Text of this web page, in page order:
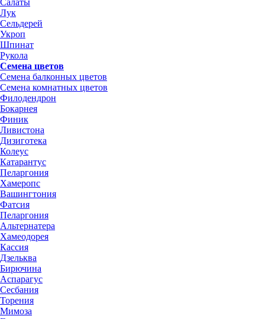
Салаты
Лук
Сельдерей
Укроп
Шпинат
Рукола
Семена цветов
Семена балконных цветов
Семена комнатных цветов
Филодендрон
Бокарнея
Финик
Ливистона
Дизиготека
Колеус
Катарантус
Пеларгония
Хамеропс
Вашингтония
Фатсия
Пеларгония
Альтернатера
Хамеодорея
Кассия
Дзельква
Бирючина
Аспарагус
Сесбания
Торения
Мимоза